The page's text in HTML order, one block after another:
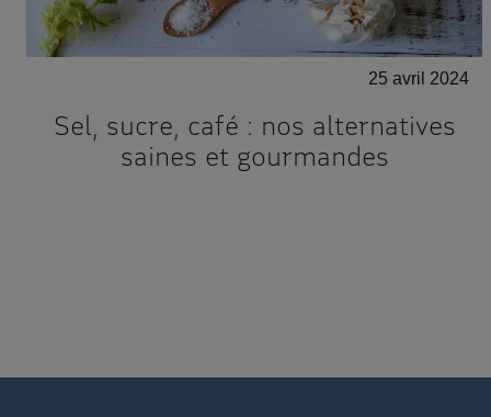
25 avril 2024
Sel, sucre, café : nos alternatives
saines et gourmandes